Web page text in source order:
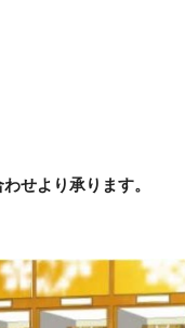
せより承ります。